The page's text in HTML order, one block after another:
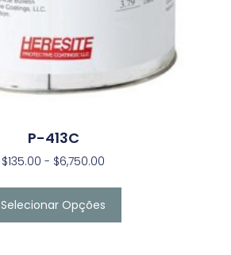
P-413C
$135.00 - $6,750.00
Selecionar Opções